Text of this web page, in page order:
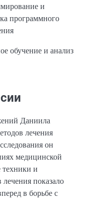
и
программного
обучение и анализ
Даниила
лечения
он
медицинской
и
показало
в борьбе с